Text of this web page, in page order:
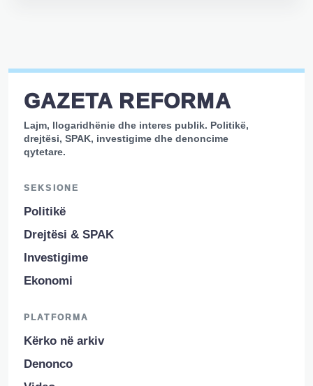
GAZETA REFORMA
Lajm, llogaridhënie dhe interes publik. Politikë,
drejtësi, SPAK, investigime dhe denoncime
qytetare.
SEKSIONE
Politikë
Drejtësi & SPAK
Investigime
Ekonomi
PLATFORMA
Kërko në arkiv
Denonco